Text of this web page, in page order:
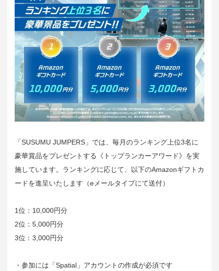
「SUSUMU JUMPERS」では、毎月のランキング上位3名に
豪華賞品をプレゼントする《トップランカーアワード》を実
施しています。ランキングに応じて、以下のAmazonギフトカ
ードを進呈いたします（eメールタイプにて送付）
1位：10,000円分
2位：5,000円分
3位：3,000円分
・参加には「Spatial」アカウントの作成が必須です